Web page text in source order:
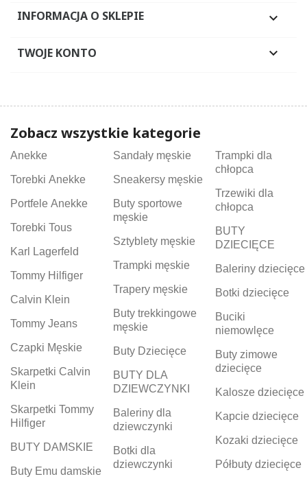
INFORMACJA O SKLEPIE 
TWOJE KONTO 
Zobacz wszystkie kategorie
Anekke
Torebki Anekke
Portfele Anekke
Torebki Tous
Karl Lagerfeld
Tommy Hilfiger
Calvin Klein
Tommy Jeans
Czapki Męskie
Skarpetki Calvin
Klein
Skarpetki Tommy
Hilfiger
BUTY DAMSKIE
Buty Emu damskie
Sandały męskie
Sneakersy męskie
Buty sportowe
męskie
Sztyblety męskie
Trampki męskie
Trapery męskie
Buty trekkingowe
męskie
Buty Dziecięce
BUTY DLA
DZIEWCZYNKI
Baleriny dla
dziewczynki
Botki dla
dziewczynki
Trampki dla
chłopca
Trzewiki dla
chłopca
BUTY
DZIECIĘCE
Baleriny dziecięce
Botki dziecięce
Buciki
niemowlęce
Buty zimowe
dziecięce
Kalosze dziecięce
Kapcie dziecięce
Kozaki dziecięce
Półbuty dziecięce